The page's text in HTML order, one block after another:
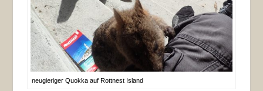
neugieriger Quokka auf Rottnest Island